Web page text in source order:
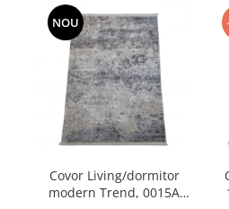
NOU
Covor Living/dormitor
modern Trend, 0015A